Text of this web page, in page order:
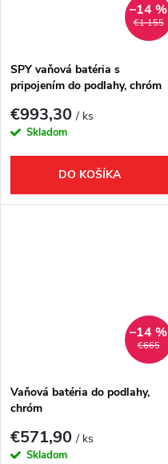
€1 155
–14 %
SPY vaňová batéria s
pripojením do podlahy, chróm
€993,30/ ks
Skladom
DO KOŠÍKA
€665
–14 %
Vaňová batéria do podlahy,
chróm
€571,90/ ks
Skladom